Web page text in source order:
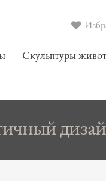
Скульптуры